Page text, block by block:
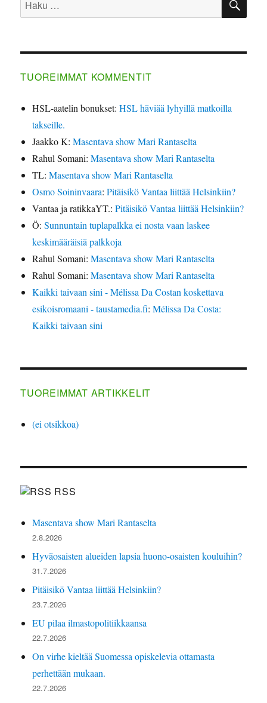
TUOREIMMAT KOMMENTIT
HSL-aatelin bonukset:HSL häviää lyhyillä matkoilla
takseille.
Jaakko K:Masentava show Mari Rantaselta
Rahul Somani:Masentava show Mari Rantaselta
TL:Masentava show Mari Rantaselta
Osmo Soininvaara:Pitäisikö Vantaa liittää Helsinkiin?
Vantaa ja ratikkaYT.:Pitäisikö Vantaa liittää Helsinkiin?
Ö:Sunnuntain tuplapalkka ei nosta vaan laskee
keskimääräisiä palkkoja
Rahul Somani:Masentava show Mari Rantaselta
Rahul Somani:Masentava show Mari Rantaselta
Kaikki taivaan sini - Mélissa Da Costan koskettava
esikoisromaani - taustamedia.fi:Mélissa Da Costa:
Kaikki taivaan sini
TUOREIMMAT ARTIKKELIT
(ei otsikkoa)
RSS
Masentava show Mari Rantaselta
2.8.2026
Hyväosaisten alueiden lapsia huono-osaisten kouluihin?
31.7.2026
Pitäisikö Vantaa liittää Helsinkiin?
23.7.2026
EU pilaa ilmastopolitiikkaansa
22.7.2026
On virhe kieltää Suomessa opiskelevia ottamasta
perhettään mukaan.
22.7.2026